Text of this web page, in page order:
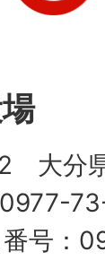
大分
号：